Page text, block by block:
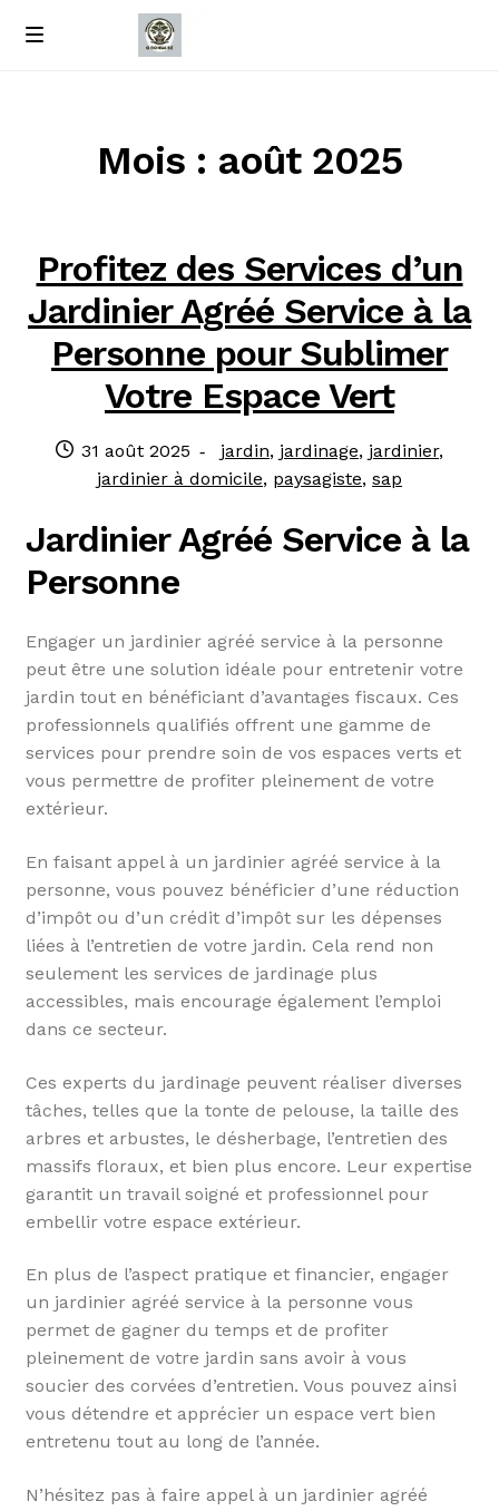
Passer
Passer
M
À propos de nous
Politique de confidentialité
Mois : août 2025
Profitez des Services d’un
Jardinier Agréé Service à la
Personne pour Sublimer
Votre Espace Vert
Publié
31 août 2025
Catégories
:
jardin, jardinage, jardinier,
jardinier à domicile, paysagiste, sap
Jardinier Agréé Service à la
Personne
Engager un jardinier agréé service à la personne
peut être une solution idéale pour entretenir votre
jardin tout en bénéficiant d’avantages fiscaux. Ces
professionnels qualifiés offrent une gamme de
services pour prendre soin de vos espaces verts et
vous permettre de profiter pleinement de votre
extérieur.
En faisant appel à un jardinier agréé service à la
personne, vous pouvez bénéficier d’une réduction
d’impôt ou d’un crédit d’impôt sur les dépenses
liées à l’entretien de votre jardin. Cela rend non
seulement les services de jardinage plus
accessibles, mais encourage également l’emploi
dans ce secteur.
Ces experts du jardinage peuvent réaliser diverses
tâches, telles que la tonte de pelouse, la taille des
arbres et arbustes, le désherbage, l’entretien des
massifs floraux, et bien plus encore. Leur expertise
garantit un travail soigné et professionnel pour
embellir votre espace extérieur.
En plus de l’aspect pratique et financier, engager
un jardinier agréé service à la personne vous
permet de gagner du temps et de profiter
pleinement de votre jardin sans avoir à vous
soucier des corvées d’entretien. Vous pouvez ainsi
vous détendre et apprécier un espace vert bien
entretenu tout au long de l’année.
N’hésitez pas à faire appel à un jardinier agréé